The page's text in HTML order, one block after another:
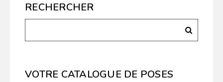
RECHERCHER
VOTRE CATALOGUE DE POSES